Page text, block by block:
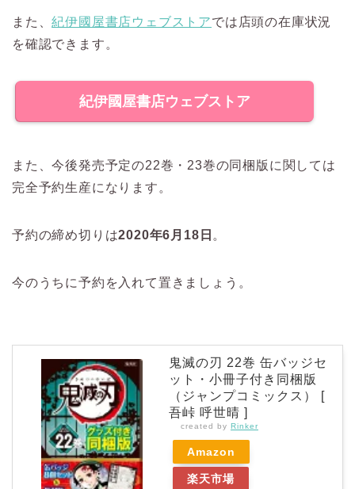
また、紀伊國屋書店ウェブストアでは店頭の在庫状況
を確認できます。
紀伊國屋書店ウェブストア
また、今後発売予定の22巻・23巻の同梱版に関しては
完全予約生産になります。
予約の締め切りは2020年6月18日 。
今のうちに予約を入れて置きましょう。
鬼滅の刃 22巻 缶バッジセ
ット・小冊子付き同梱版
（ジャンプコミックス） [
吾峠 呼世晴 ]
created by Rinker
Amazon
楽天市場